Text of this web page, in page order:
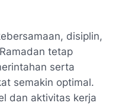
disiplin,
tetap
serta
semakin optimal.
dan aktivitas kerja